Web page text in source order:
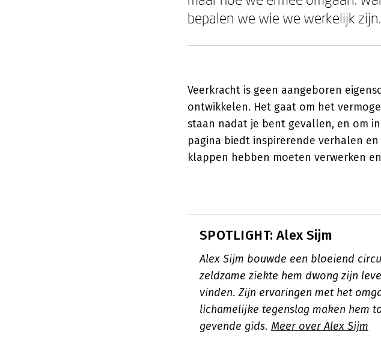
bepalen we wie we werkelijk zijn.
Veerkracht is geen aangeboren
ontwikkelen. Het gaat om het
staan nadat je bent gevallen, en om
pagina biedt inspirerende verhalen
klappen hebben moeten verwerken
SPOTLIGHT: Alex Sijm
Alex Sijm bouwde een bloeiend
zeldzame ziekte hem dwong zijn
vinden. Zijn ervaringen met het
lichamelijke tegenslag maken hem
gevende gids. Meer over Alex Sijm